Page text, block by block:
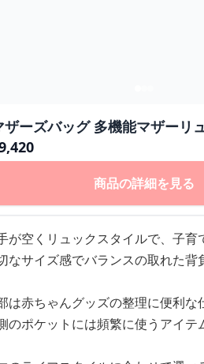
ザーズバッグ 多機能マザーリ
商品の詳細を見る
が空くリュックスタイルで、子育
なサイズ感でバランスの取れた背
は赤ちゃんグッズの整理に便利な
のポケットには頻繁に使うアイテ